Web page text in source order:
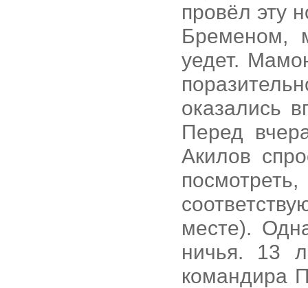
провёл эту
Бременом,
уедет.
оказались
Перед
Акилов
месте).
ничья. 13
командира